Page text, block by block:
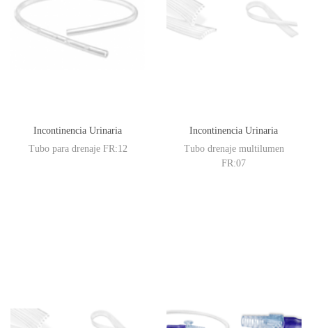
Incontinencia Urinaria
Tubo para drenaje FR:12
Incontinencia Urinaria
Tubo drenaje multilumen
FR:07